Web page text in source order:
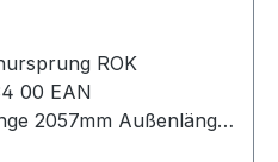
ROK
00 EAN
2057mm Außenlänge